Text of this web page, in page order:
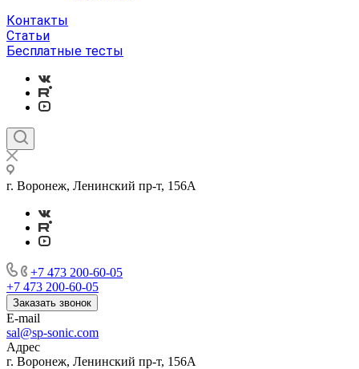
Контакты
Статьи
Бесплатные тесты
г. Воронеж, Ленинский пр-т, 156А
+7 473 200-60-05
+7 473 200-60-05
Заказать звонок
E-mail
sal@sp-sonic.com
Адрес
г. Воронеж, Ленинский пр-т, 156А